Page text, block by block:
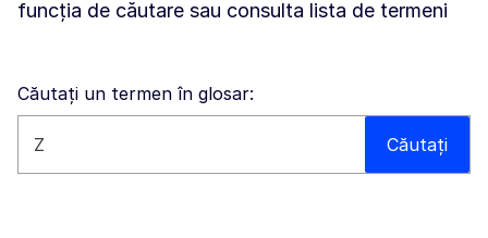
funcția de căutare sau consulta lista de termeni
Căutați un termen în glosar:
Căutați pe acest site Căutați